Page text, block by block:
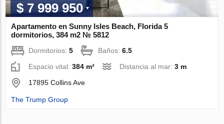
$ 7 999 950
Apartamento en Sunny Isles Beach, Florida 5
dormitorios, 384 m2 № 5812
Dormitorios:5 Baños:6.5
Espacio vital:384 m² Distancia al mar:3 m
17895 Collins Ave
The Trump Group